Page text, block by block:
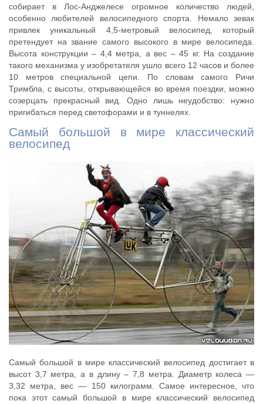
собирает в Лос-Анджелесе огромное количество людей,
особенно любителей велосипедного спорта. Немало зевак
привлек уникальный 4,5-метровый велосипед, который
претендует на звание самого высокого в мире велосипеда.
Высота конструкции – 4,4 метра, а вес – 45 кг. На создание
такого механизма у изобретателя ушло всего 12 часов и более
10 метров специальной цепи. По словам самого Ричи
Тримбла, с высоты, открывающейся во время поездки, можно
созерцать прекрасный вид. Одно лишь неудобство: нужно
пригибаться перед светофорами и в туннелях.
Самый большой в мире классический
велосипед
Самый большой в мире классический велосипед достигает в
высот 3,7 метра, а в длину – 7,8 метра. Диаметр колеса —
3,32 метра, вес — 150 килограмм. Самое интересное, что
пока этот самый большой в мире классический велосипед